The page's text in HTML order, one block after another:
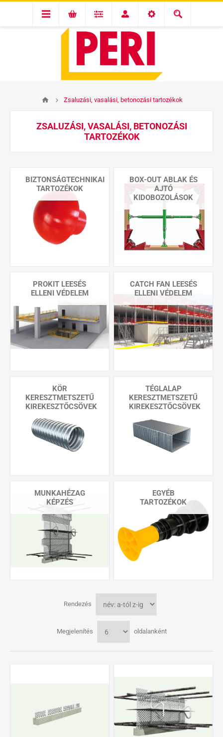
Zsaluzási, vasalási, betonozási tartozékok
ZSALUZÁSI, VASALÁSI, BETONOZÁSI
TARTOZÉKOK
BIZTONSÁGTECHNIKAI
TARTOZÉKOK
BOX-OUT ABLAK ÉS
AJTÓ
KIDOBOZOLÁSOK
PROKIT LEESÉS
ELLENI VÉDELEM
CATCH FAN LEESÉS
ELLENI VÉDELEM
KÖR
KERESZTMETSZETŰ
KIREKESZTŐCSÖVEK
TÉGLALAP
KERESZTMETSZETŰ
KIREKESZTŐCSÖVEK
MUNKAHÉZAG
KÉPZÉS
EGYÉB
TARTOZÉKOK
Rendezés
Megjelenítés oldalanként